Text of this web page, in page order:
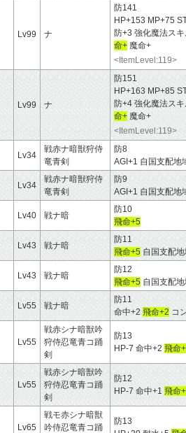
Lv99 ナ
防141
HP+153 MP+75
防+3 強化魔法ス
命+ 魔命+
<ItemLevel:119>
Lv99 ナ
防151
HP+163 MP+85
防+4 強化魔法ス
命+ 魔命+
<ItemLevel:119>
Lv34
戦赤ナ暗獣狩侍
竜青剣
防8
AGI+1 自国支配地
Lv34
戦赤ナ暗獣狩侍
竜青剣
防9
AGI+1 自国支配地
Lv40 戦ナ暗
防10
飛命+5
Lv43 戦ナ暗
防11
飛命+5 自国支配
Lv43 戦ナ暗
防12
飛命+5 自国支配
Lv55 戦ナ暗
防11
命中+2 飛命+2 コ
Lv55
戦赤シナ暗獣吟
狩侍忍竜青コ踊
剣
防13
HP-7 命中+2 飛命
Lv55
戦赤シナ暗獣吟
狩侍忍竜青コ踊
剣
防12
HP-7 命中+1 飛命
Lv65
戦モ赤シナ暗獣
吟侍忍竜青コ踊
防13